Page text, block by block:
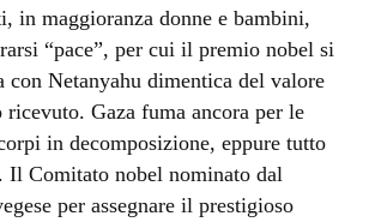
in maggioranza donne e bambini,
“pace”, per cui il premio nobel si
con Netanyahu dimentica del valore
Gaza fuma ancora per le
in decomposizione, eppure tutto
Il Comitato nobel nominato dal
per assegnare il prestigioso